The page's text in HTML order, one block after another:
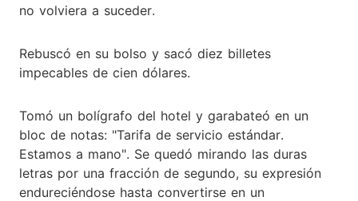
no volviera a suceder.
Rebuscó en su bolso y sacó diez billetes
impecables de cien dólares.
Tomó un bolígrafo del hotel y garabateó en un
bloc de notas: "Tarifa de servicio estándar.
Estamos a mano". Se quedó mirando las duras
letras por una fracción de segundo, su expresión
endureciéndose hasta convertirse en un